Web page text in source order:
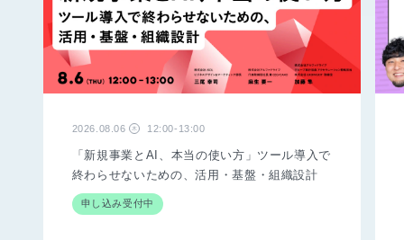
2026.08.06 木 12:00-13:00
「新規事業とAI、本当の使い方」ツール導入で
終わらせないための、活用・基盤・組織設計
申し込み受付中